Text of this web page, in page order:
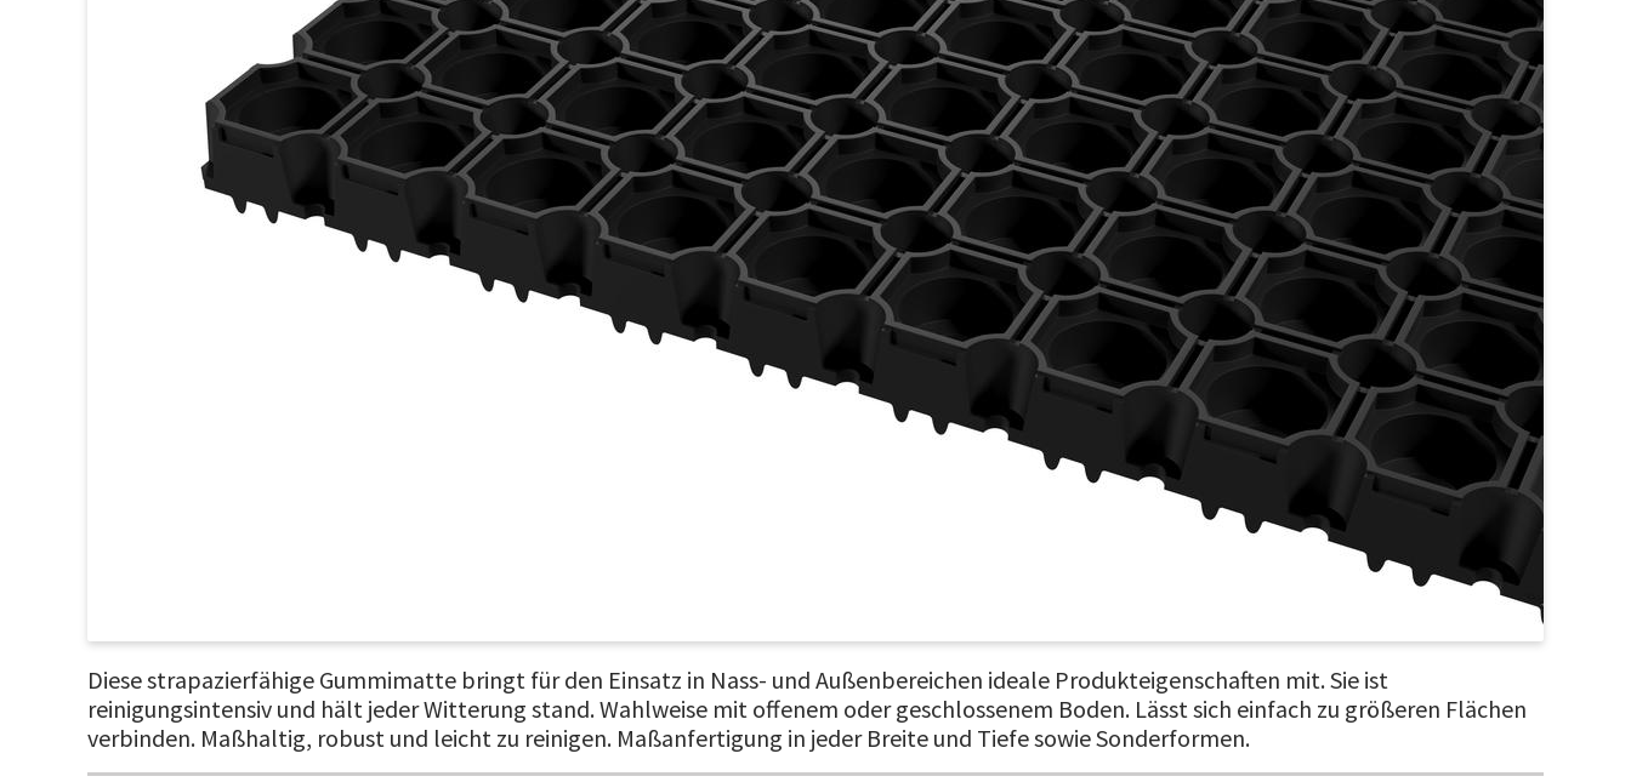
Diese strapazierfähige Gummimatte bringt für den Einsatz in Nass- und Außenbereichen ideale Produkteigenschaften mit. Sie ist
reinigungsintensiv und hält jeder Witterung stand. Wahlweise mit offenem oder geschlossenem Boden. Lässt sich einfach zu größeren Flächen
verbinden. Maßhaltig, robust und leicht zu reinigen. Maßanfertigung in jeder Breite und Tiefe sowie Sonderformen.